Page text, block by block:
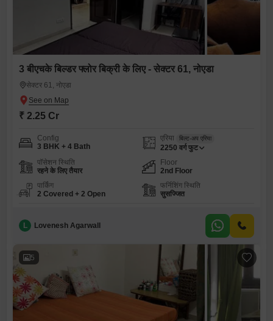
3 बीएचके बिल्डर फ्लोर बिक्री के लिए - सेक्टर 61, नोएडा
सेक्टर 61, नोएडा
₹ 2.25 Cr
Config
3 BHK + 4 Bath
एरिया बिल्ट-अप एरिया
2250 वर्ग फुट
पॉसेशन स्थिति
रहने के लिए तैयार
Floor
2nd Floor
पार्किंग
2 Covered + 2 Open
फर्निशिंग स्थिति
सुसज्जित
L Lovenesh Agarwall
5